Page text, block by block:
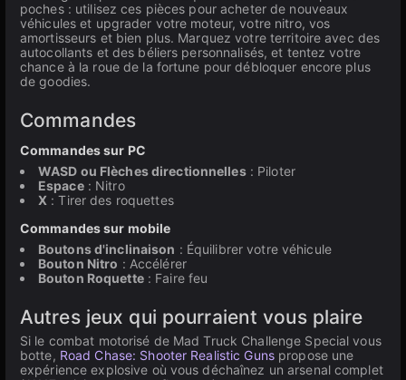
poches : utilisez ces pièces pour acheter de nouveaux
véhicules et upgrader votre moteur, votre nitro, vos
amortisseurs et bien plus. Marquez votre territoire avec des
autocollants et des béliers personnalisés, et tentez votre
chance à la roue de la fortune pour débloquer encore plus
de goodies.
Commandes
Commandes sur PC
WASD ou Flèches directionnelles: Piloter
Espace: Nitro
X : Tirer des roquettes
Commandes sur mobile
Boutons d'inclinaison : Équilibrer votre véhicule
Bouton Nitro : Accélérer
Bouton Roquette: Faire feu
Autres jeux qui pourraient vous plaire
Si le combat motorisé de Mad Truck Challenge Special vous
botte, Road Chase: Shooter Realistic Gunspropose une
expérience explosive où vous déchaînez un arsenal complet